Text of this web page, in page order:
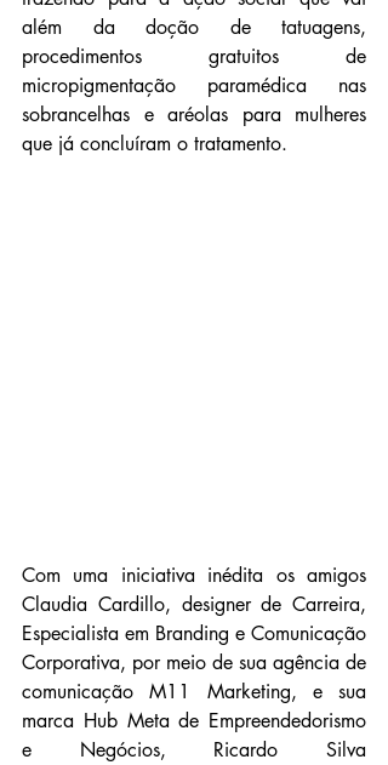
além da doção de tatuagens,
procedimentos gratuitos de
micropigmentação paramédica nas
sobrancelhas e aréolas para mulheres
que já concluíram o tratamento.
Com uma iniciativa inédita os amigos
Claudia Cardillo, designer de Carreira,
Especialista em Branding e Comunicação
Corporativa, por meio de sua agência de
comunicação M11 Marketing, e sua
marca Hub Meta de Empreendedorismo
e Negócios, Ricardo Silva